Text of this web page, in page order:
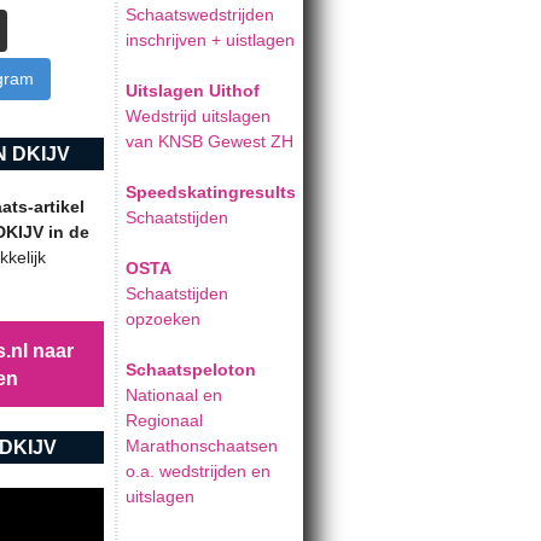
DKIJV
artikel
in de
naar
Schaatswedstrijden
inschrijven + uistlagen
Uitslagen Uithof
Wedstrijd uitslagen
van KNSB Gewest ZH
Speedskatingresults
Schaatstijden
OSTA
Schaatstijden
opzoeken
Schaatspeloton
Nationaal en
Regionaal
Marathonschaatsen
o.a. wedstrijden en
uitslagen